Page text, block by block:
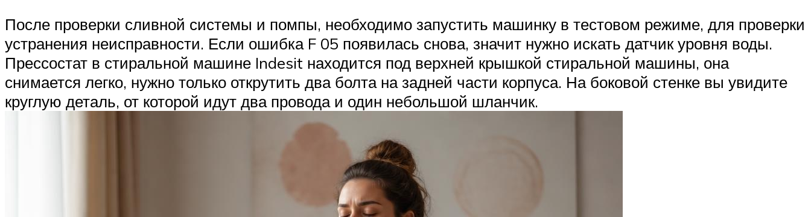
После проверки сливной системы и помпы, необходимо запустить машинку в тестовом режиме, для проверки
устранения неисправности. Если ошибка F 05 появилась снова, значит нужно искать датчик уровня воды.
Прессостат в стиральной машине Indesit находится под верхней крышкой стиральной машины, она
снимается легко, нужно только открутить два болта на задней части корпуса. На боковой стенке вы увидите
круглую деталь, от которой идут два провода и один небольшой шланчик.